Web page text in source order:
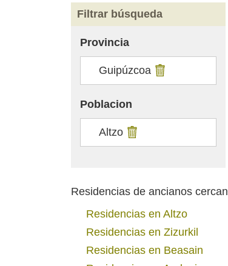
Filtrar búsqueda
Provincia
Guipúzcoa
Poblacion
Altzo
Residencias de ancianos
Residencias en Altzo
Residencias en Zizurkil
Residencias en Beasain